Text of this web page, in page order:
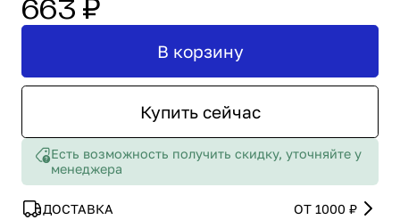
663 ₽
Купить сейчас
В корзину
Есть возможность получить скидку, уточняйте у
менеджера
ДОСТАВКА ОТ 1000 ₽